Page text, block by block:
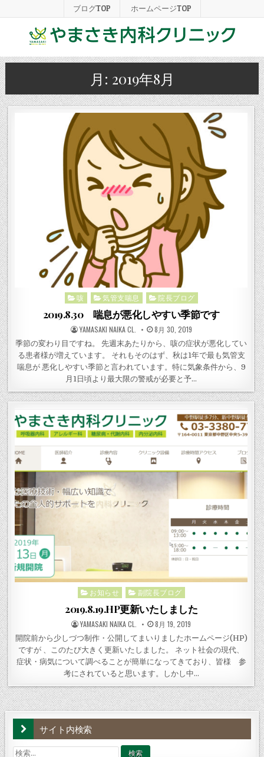
ブログTOP ホームページTOP
月: 2019年8月
Posted
咳 気管支喘息 院長ブログ
2019.8.30 喘息が悪化しやすい季節です
POSTED
BY
YAMASAKI NAIKA CL. POSTED
ON
8月 30, 2019
季節の変わり目ですね。 先週末あたりから、咳の症状が悪化してい
る患者様が増えています。 それもそのはず、秋は1年で最も気管支
喘息が 悪化しやすい季節と言われています。特に気象条件から、9
月1日頃より最大限の警戒が必要と予…
Posted
お知らせ 副院長ブログ
2019.8.19.HP更新いたしました
POSTED
BY
YAMASAKI NAIKA CL. POSTED
ON
8月 19, 2019
開院前から少しづつ制作・公開してまいりましたホームページ(HP)
ですが 、このたび大きく更新いたしました。 ネット社会の現代、
症状・病気について調べることが簡単になってきており、皆様 参
考にされていると思います。しかし中…
サイト内検索
検